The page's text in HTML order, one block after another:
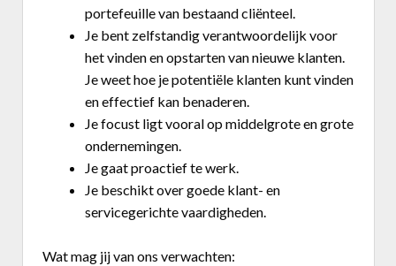
portefeuille van bestaand cliënteel.
Je bent zelfstandig verantwoordelijk voor
het vinden en opstarten van nieuwe klanten.
Je weet hoe je potentiële klanten kunt vinden
en effectief kan benaderen.
Je focust ligt vooral op middelgrote en grote
ondernemingen.
Je gaat proactief te werk.
Je beschikt over goede klant- en
servicegerichte vaardigheden.
Wat mag jij van ons verwachten:
Annuaire prestataires
A propos
Become a member Account